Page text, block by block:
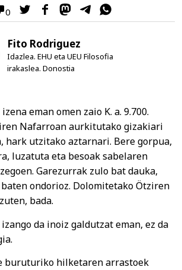
0
Fito Rodriguez
Idazlea. EHU eta UEU Filosofia
irakaslea. Donostia
eman omen zaio K. a. 9.700.
Nafarroan aurkitutako gizakiari
hark utzitako aztarnari. Bere gorpua,
luzatuta eta besoak sabelaren
Garezurrak zulo bat dauka,
ondorioz. Dolomitetako Ötziren
bada.
da inoiz galdutzat eman, ez da
buruturiko hilketaren arrastoek